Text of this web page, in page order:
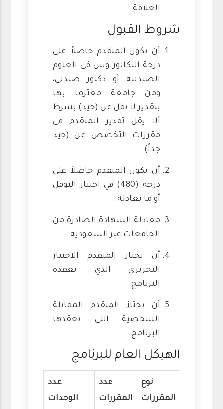
العلاقة.
شروط القبول
أن يكون المتقدم حاصلاً على
درجة البكالوريوس في العلوم
الصيدلية أو دكتور صيدلي،
ومن جامعة معترف بها
بتقدير لا يقل عن (جيد) بشرط
ألا يقل تقدير المتقدم في
مقررات التخصص عن (جيد
جداً).
أن يكون المتقدم حاصلاً على
درجة (480) في اختبار التوفل
أو ما يعادله.
معادلة الشهادة الصادرة من
الجامعات غير السعودية.
أن يجتاز المتقدم الاختبار
التحريري الذي يعقده
البرنامج.
أن يجتاز المتقدم المقابلة
الشخصية التي يعقدها
البرنامج.
الهيكل العام للبرنامج
نوع
المقررات
عدد
المقررات
عدد
الوحدات